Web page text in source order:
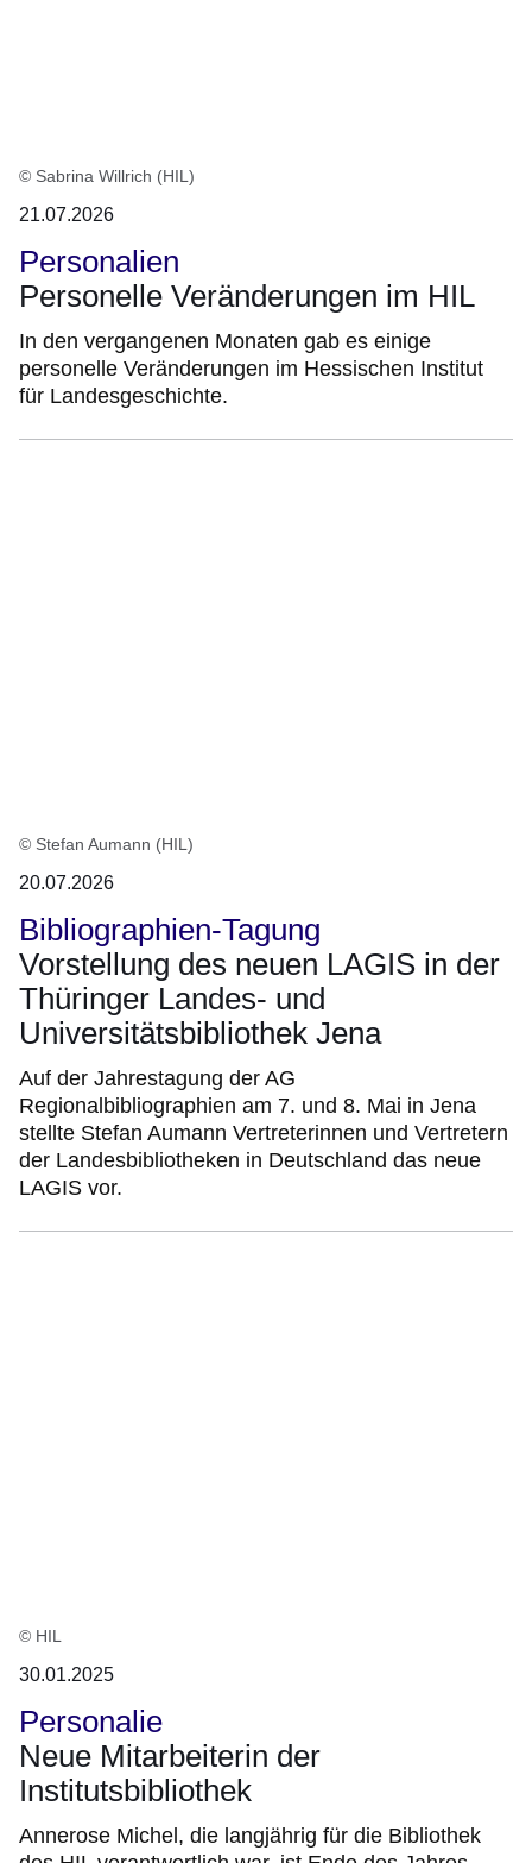
© Sabrina Willrich (HIL)
21.07.2026
Personalien
Personelle Veränderungen im HIL
In den vergangenen Monaten gab es einige
personelle Veränderungen im Hessischen Institut
für Landesgeschichte.
© Stefan Aumann (HIL)
20.07.2026
Bibliographien-Tagung
Vorstellung des neuen LAGIS in der
Thüringer Landes- und
Universitätsbibliothek Jena
Auf der Jahrestagung der AG
Regionalbibliographien am 7. und 8. Mai in Jena
stellte Stefan Aumann Vertreterinnen und Vertretern
der Landesbibliotheken in Deutschland das neue
LAGIS vor.
© HIL
30.01.2025
Personalie
Neue Mitarbeiterin der
Institutsbibliothek
Annerose Michel, die langjährig für die Bibliothek